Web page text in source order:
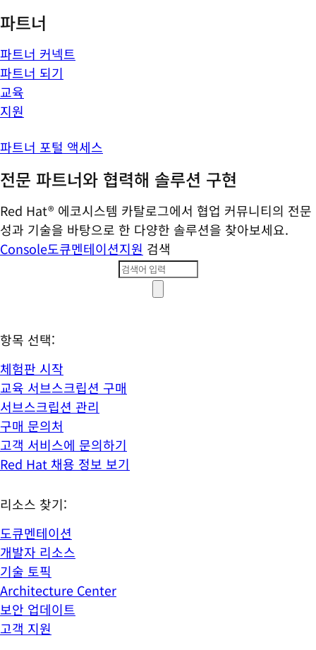
파트너
파트너 커넥트
파트너 되기
교육
지원
파트너 포털 액세스
전문 파트너와 협력해 솔루션 구현
Red Hat® 에코시스템 카탈로그에서 협업 커뮤니티의 전문
성과 기술을 바탕으로 한 다양한 솔루션을 찾아보세요.
Console도큐멘테이션지원 검색
항목 선택:
체험판 시작
교육 서브스크립션 구매
서브스크립션 관리
구매 문의처
고객 서비스에 문의하기
Red Hat 채용 정보 보기
리소스 찾기:
도큐멘테이션
개발자 리소스
기술 토픽
Architecture Center
보안 업데이트
고객 지원